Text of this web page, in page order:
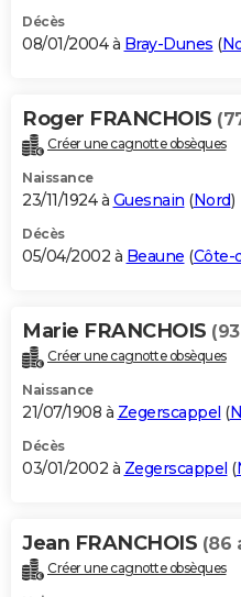
Décès
08/01/2004 à Bray-Dunes (
Roger FRANCHOIS
Créer une cagnotte obsèques
Naissance
23/11/1924 à Guesnain (Nord)
Décès
05/04/2002 à Beaune (Côte-
Marie FRANCHOIS
Créer une cagnotte obsèques
Naissance
21/07/1908 à Zegerscappel (
Décès
03/01/2002 à Zegerscappel (
Jean FRANCHOIS (86
Créer une cagnotte obsèques